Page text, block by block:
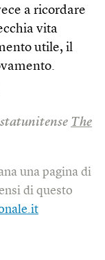
a ricordare
vita
utile, il
The
una pagina di
di questo